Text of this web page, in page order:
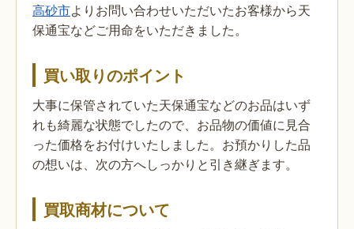
高砂市よりお問い合わせいただいたお客様から天
保通宝などご用命をいただきました。
買い取りのポイント
大事に保管されていた天保通宝などのお品はいず
れも綺麗な状態でしたので、お品物の価値に見合
った価格をお付けいたしました。お預かりした品
の想いは、次の方へしっかりと引き継ぎます。
買取商材について